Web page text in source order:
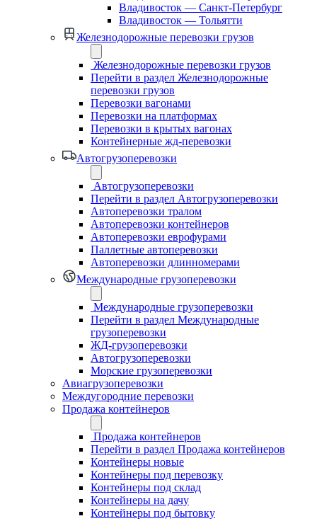
Владивосток — Санкт-Петербург
Владивосток — Тольятти
Железнодорожные перевозки грузов
Железнодорожные перевозки грузов
Перейти в раздел Железнодорожные
перевозки грузов
Перевозки вагонами
Перевозки на платформах
Перевозки в крытых вагонах
Контейнерные жд-перевозки
Автогрузоперевозки
Автогрузоперевозки
Перейти в раздел Автогрузоперевозки
Автоперевозки тралом
Автоперевозки контейнеров
Автоперевозки еврофурами
Паллетные автоперевозки
Автоперевозки длинномерами
Международные грузоперевозки
Международные грузоперевозки
Перейти в раздел Международные
грузоперевозки
ЖД-грузоперевозки
Автогрузоперевозки
Морские грузоперевозки
Авиагрузоперевозки
Междугородние перевозки
Продажа контейнеров
Продажа контейнеров
Перейти в раздел Продажа контейнеров
Контейнеры новые
Контейнеры под перевозку
Контейнеры под склад
Контейнеры на дачу
Контейнеры под бытовку